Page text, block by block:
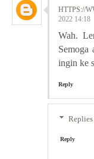
HTTPS://
2022 14:18
Wah.
Semoga
ingin ke
Reply
Replies
Reply